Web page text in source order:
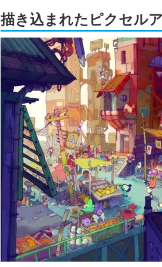
描き込まれたピクセル